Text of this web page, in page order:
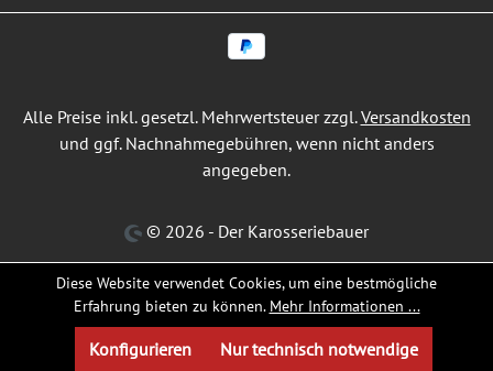
Alle Preise inkl. gesetzl. Mehrwertsteuer zzgl.Versandkosten
und ggf. Nachnahmegebühren, wenn nicht anders
angegeben.
© 2026 - Der Karosseriebauer
Diese Website verwendet Cookies, um eine bestmögliche
Erfahrung bieten zu können. Mehr Informationen ...
Nur technisch notwendige
Konfigurieren